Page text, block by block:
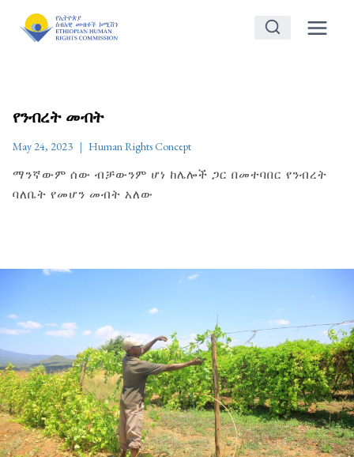
የንብረት መብት
May 24, 2023 Human Rights Concept
ማንኛውም ሰው ብቻውንም ሆነ ከሌሎች ጋር በመተባበር የንብረት
ባለቤት የመሆን መብት አለው